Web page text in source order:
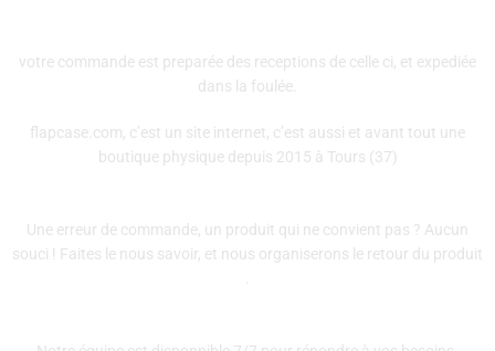
votre commande est preparée des receptions de celle ci, et expediée
dans la foulée.
flapcase.com, c’est un site internet, c’est aussi et avant tout une
boutique physique depuis 2015 à Tours (37)
Une erreur de commande, un produit qui ne convient pas ? Aucun
souci ! Faites le nous savoir, et nous organiserons le retour du produit